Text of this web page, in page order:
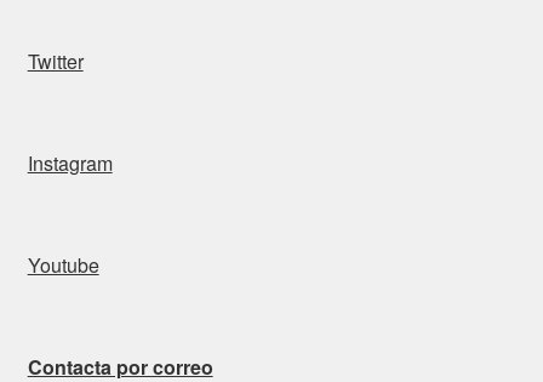
Twitter
Instagram
Youtube
Contacta por correo